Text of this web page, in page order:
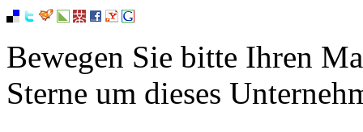
Bewegen Sie bitte Ihren
Sterne um dieses